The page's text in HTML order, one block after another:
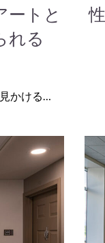
ートと
れる
かける…